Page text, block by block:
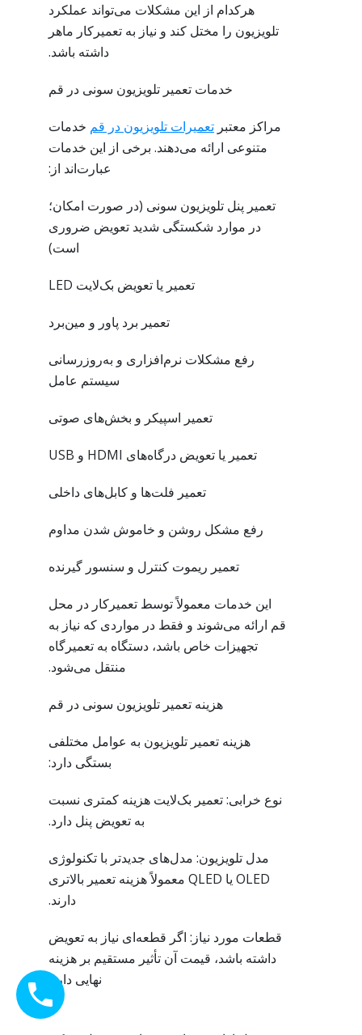
هرکدام از این مشکلات می‌تواند عملکرد
تلویزیون را مختل کند و نیاز به تعمیرکار ماهر
داشته باشد.
خدمات تعمیر تلویزیون سونی در قم
مراکز معتبر تعمیرات تلویزیون در قم خدمات
متنوعی ارائه می‌دهند. برخی از این خدمات
عبارت‌اند از:
تعمیر پنل تلویزیون سونی (در صورت امکان؛
در موارد شکستگی شدید تعویض ضروری
است)
تعمیر یا تعویض بک‌لایت LED
تعمیر برد پاور و مین‌برد
رفع مشکلات نرم‌افزاری و به‌روزرسانی
سیستم عامل
تعمیر اسپیکر و بخش‌های صوتی
تعمیر یا تعویض درگاه‌های HDMI و USB
تعمیر فلت‌ها و کابل‌های داخلی
رفع مشکل روشن و خاموش شدن مداوم
تعمیر ریموت کنترل و سنسور گیرنده
این خدمات معمولاً توسط تعمیرکار در محل
قم ارائه می‌شوند و فقط در مواردی که نیاز به
تجهیزات خاص باشد، دستگاه به تعمیرگاه
منتقل می‌شود.
هزینه تعمیر تلویزیون سونی در قم
هزینه تعمیر تلویزیون به عوامل مختلفی
بستگی دارد:
نوع خرابی: تعمیر بک‌لایت هزینه کمتری نسبت
به تعویض پنل دارد.
مدل تلویزیون: مدل‌های جدیدتر با تکنولوژی
OLED یا QLED معمولاً هزینه تعمیر بالاتری
دارند.
قطعات مورد نیاز: اگر قطعه‌ای نیاز به تعویض
داشته باشد، قیمت آن تأثیر مستقیم بر هزینه
نهایی دارد.